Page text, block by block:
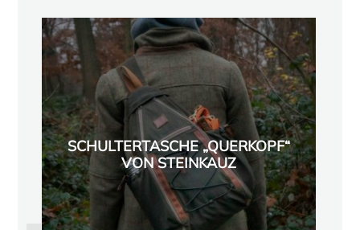
SCHULTERTASCHE „QUERKOPF“
VON STEINKAUZ